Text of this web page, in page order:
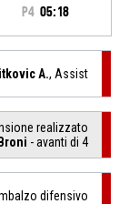
P4 05:18
A., Assist
realizzato
- avanti di 4
difensivo